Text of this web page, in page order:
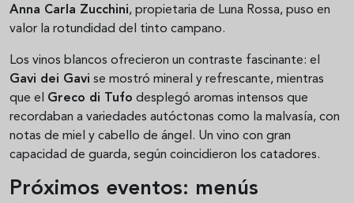
Anna Carla Zucchini, propietaria de Luna Rossa, puso en
valor la rotundidad del tinto campano.
Los vinos blancos ofrecieron un contraste fascinante: el
Gavi dei Gavi se mostró mineral y refrescante, mientras
que el Greco di Tufo desplegó aromas intensos que
recordaban a variedades autóctonas como la malvasía, con
notas de miel y cabello de ángel. Un vino con gran
capacidad de guarda, según coincidieron los catadores.
Próximos eventos: menús